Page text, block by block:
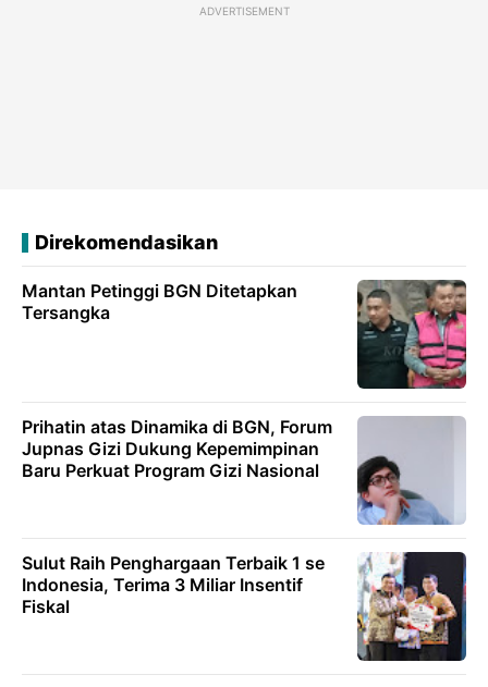
ADVERTISEMENT
Direkomendasikan
Mantan Petinggi BGN Ditetapkan
Tersangka
Prihatin atas Dinamika di BGN, Forum
Jupnas Gizi Dukung Kepemimpinan
Baru Perkuat Program Gizi Nasional
Sulut Raih Penghargaan Terbaik 1 se
Indonesia, Terima 3 Miliar Insentif
Fiskal